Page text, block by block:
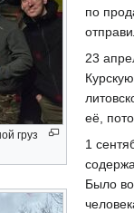
груз
по
23
её,
1
Было